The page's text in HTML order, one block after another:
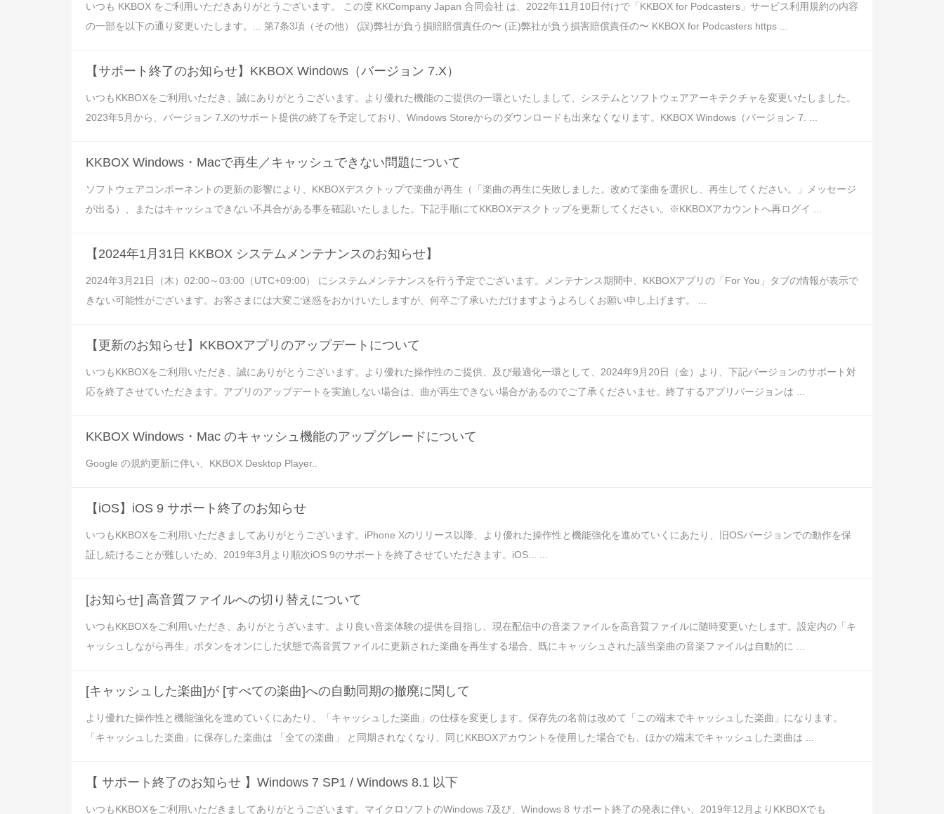
いつも KKBOX をご利用いただきありがとうございます。 この度 KKCompany Japan 合同会社 は、2022年11月10日付けで「KKBOX for Podcasters」サービス利用規約の内容
の一部を以下の通り変更いたします。... 第7条3項（その他） (誤)弊社が負う損賠賠償責任の〜 (正)弊社が負う損害賠償責任の〜 KKBOX for Podcasters https ...
【サポート終了のお知らせ】KKBOX Windows（バージョン 7.X）
いつもKKBOXをご利用いただき、誠にありがとうございます。より優れた機能のご提供の一環といたしまして、システムとソフトウェアアーキテクチャを変更いたしました。
2023年5月から、バージョン 7.Xのサポート提供の終了を予定しており、Windows Storeからのダウンロードも出来なくなります。KKBOX Windows（バージョン 7. ...
KKBOX Windows・Macで再生／キャッシュできない問題について
ソフトウェアコンポーネントの更新の影響により、KKBOXデスクトップで楽曲が再生（「楽曲の再生に失敗しました。改めて楽曲を選択し、再生してください。」メッセージ
が出る）、またはキャッシュできない不具合がある事を確認いたしました。下記手順にてKKBOXデスクトップを更新してください。※KKBOXアカウントへ再ログイ ...
【2024年1月31日 KKBOX システムメンテナンスのお知らせ】
2024年3月21日（木）02:00～03:00（UTC+09:00） にシステムメンテナンスを行う予定でございます。メンテナンス期間中、KKBOXアプリの「For You」タブの情報が表示で
きない可能性がございます。お客さまには大変ご迷惑をおかけいたしますが、何卒ご了承いただけますようよろしくお願い申し上げます。 ...
【更新のお知らせ】KKBOXアプリのアップデートについて
いつもKKBOXをご利用いただき、誠にありがとうございます。より優れた操作性のご提供、及び最適化一環として、2024年9月20日（金）より、下記バージョンのサポート対
応を終了させていただきます。アプリのアップデートを実施しない場合は、曲が再生できない場合があるのでご了承くださいませ。終了するアプリバージョンは ...
KKBOX Windows・Mac のキャッシュ機能のアップグレードについて
Google の規約更新に伴い、KKBOX Desktop Player..
【iOS】iOS 9 サポート終了のお知らせ
いつもKKBOXをご利用いただきましてありがとうございます。iPhone Xのリリース以降、より優れた操作性と機能強化を進めていくにあたり、旧OSバージョンでの動作を保
証し続けることが難しいため、2019年3月より順次iOS 9のサポートを終了させていただきます。iOS... ...
[お知らせ] 高音質ファイルへの切り替えについて
いつもKKBOXをご利用いただき、ありがとうざいます。より良い音楽体験の提供を目指し、現在配信中の音楽ファイルを高音質ファイルに随時変更いたします。設定内の「キ
ャッシュしながら再生」ボタンをオンにした状態で高音質ファイルに更新された楽曲を再生する場合、既にキャッシュされた該当楽曲の音楽ファイルは自動的に ...
[キャッシュした楽曲]が [すべての楽曲]への自動同期の撤廃に関して
より優れた操作性と機能強化を進めていくにあたり、「キャッシュした楽曲」の仕様を変更します。保存先の名前は改めて「この端末でキャッシュした楽曲」になります。
「キャッシュした楽曲」に保存した楽曲は 「全ての楽曲」 と同期されなくなり、同じKKBOXアカウントを使用した場合でも、ほかの端末でキャッシュした楽曲は ...
【 サポート終了のお知らせ 】Windows 7 SP1 / Windows 8.1 以下
いつもKKBOXをご利用いただきましてありがとうございます。マイクロソフトのWindows 7及び、Windows 8 サポート終了の発表に伴い、2019年12月よりKKBOXでも